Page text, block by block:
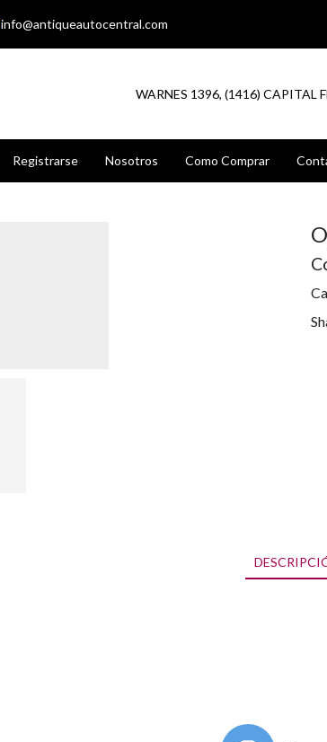
info@antiqueautocentral.com
WARNES 1396, (1416) CAPITAL
Registrarse Nosotros Como Comprar